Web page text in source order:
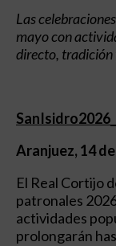
Las
mayo con
directo, tradición
SanIsidro2026_
Aranjuez, 14
El Real Cortijo
patronales
actividades
prolongarán